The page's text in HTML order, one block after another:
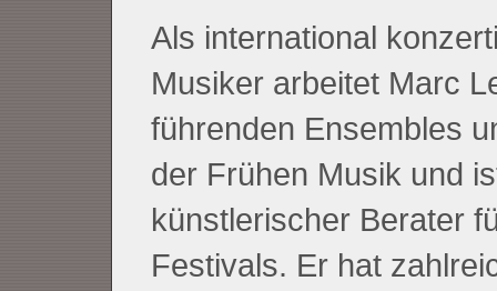
Als international
Musiker arbeitet Marc
führenden Ensembles
der Frühen Musik und
künstlerischer Berater
Festivals. Er hat